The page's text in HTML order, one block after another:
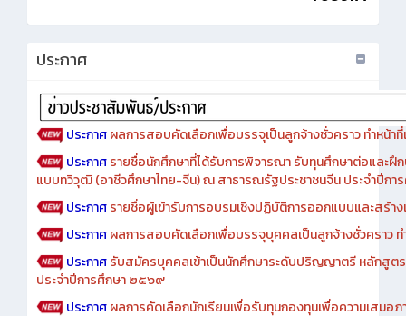
7609177
ประกาศผลการสอบคัดเลือกเพื่อบรรจุเป็นลูกจ้างชั่วคราว ทำหน้าที่
ประกาศ รายชื่อนักศึกษาที่ได้รับการพิจารณา รับทุนศึกษาต่อและฝึ
แบบทวิวุฒิ (อาชีวศึกษาไทย-จีน) ณ สาธารณรัฐประชาชนจีน ประจำปีก
ประกาศรายชื่อผู้เข้ารับการอบรมเชิงปฏิบัติการออกแบบและสร้า
ประกาศผลการสอบคัดเลือกเพื่อบรรจุบุคคลเป็นลูกจ้างชั่วคราว ท
ประกาศรับสมัครบุคคลเข้าเป็นนักศึกษาระดับปริญญาตรี หลักสูต
ประจำปีการศึกษา ๒๕๖๙